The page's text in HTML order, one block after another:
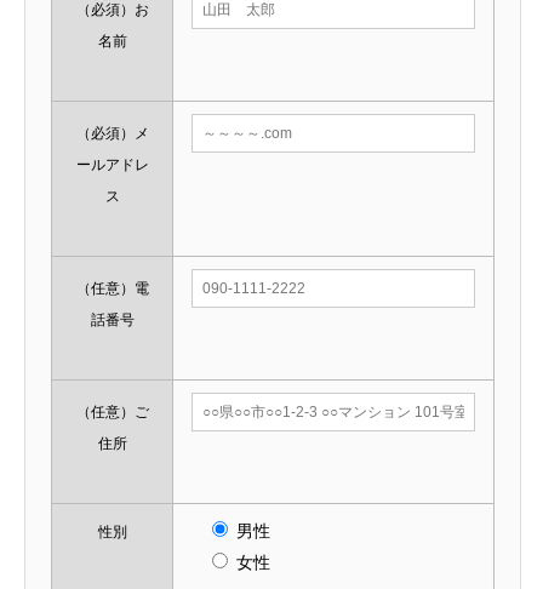
（必須） お
名前
（必須）
メ
ールアドレ
ス
（任意） 電
話番号
（任意） ご
住所
性別
男性
女性